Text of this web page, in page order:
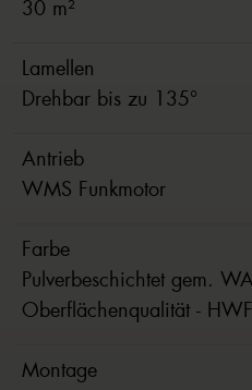
30 m²
Lamellen
Drehbar bis zu 135°
Antrieb
WMS Funkmotor
Farbe
Pulverbeschichtet gem.
Oberflächenqualität -
Montage